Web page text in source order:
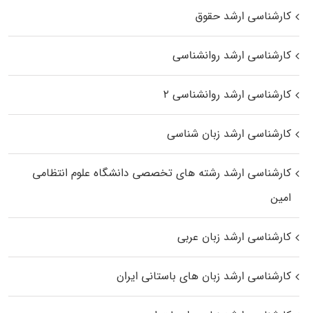
کارشناسی ارشد حقوق
کارشناسی ارشد روانشناسی
کارشناسی ارشد روانشناسی ۲
کارشناسی ارشد زبان شناسی
کارشناسی ارشد رﺷﺘﻪ ﻫﺎی تخصصی داﻧﺸﮕﺎه ﻋﻠﻮم انتظامی
اﻣﻴﻦ
کارشناسی ارشد زبان عربی
کارشناسی ارشد زبان‌ های باستانی ایران